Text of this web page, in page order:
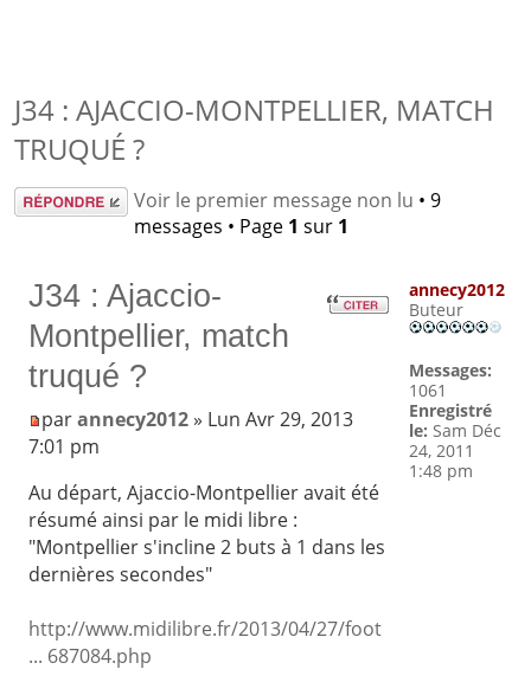
J34 : AJACCIO-MONTPELLIER, MATCH
TRUQUÉ ?
Répondre Voir le premier message non lu • 9
messages • Page 1 sur 1
J34 : Ajaccio-
Montpellier, match
truqué ?
parannecy2012» Lun Avr 29, 2013
7:01 pm
Au départ, Ajaccio-Montpellier avait été
résumé ainsi par le midi libre :
"Montpellier s'incline 2 buts à 1 dans les
dernières secondes"
http://www.midilibre.fr/2013/04/27/foot
... 687084.php
annecy2012
Buteur
Messages:
1061
Enregistré
le: Sam Déc
24, 2011
1:48 pm